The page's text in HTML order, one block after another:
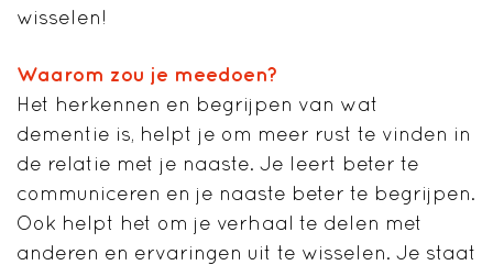
wisselen!
Waarom zou je meedoen?
Het herkennen en begrijpen van wat
dementie is, helpt je om meer rust te vinden in
de relatie met je naaste. Je leert beter te
communiceren en je naaste beter te begrijpen.
Ook helpt het om je verhaal te delen met
anderen en ervaringen uit te wisselen. Je staat